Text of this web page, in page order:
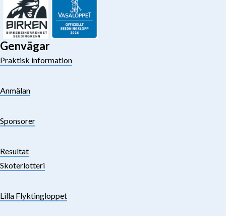
Genvägar
Praktisk information
Anmälan
Sponsorer
Resultat
Skoterlotteri
Lilla Flyktingloppet